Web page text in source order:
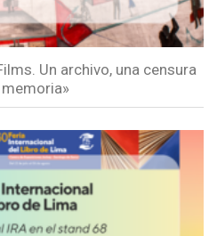
Un archivo, una censura